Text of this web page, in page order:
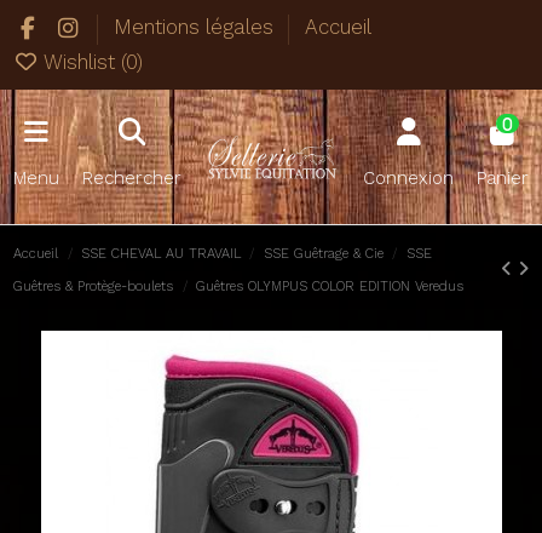
Mentions légales
Accueil
Wishlist (0)
Menu Rechercher Connexion
0
Panier
Accueil SSE CHEVAL AU TRAVAIL SSE Guêtrage & Cie SSE
Guêtres & Protège-boulets Guêtres OLYMPUS COLOR EDITION Veredus